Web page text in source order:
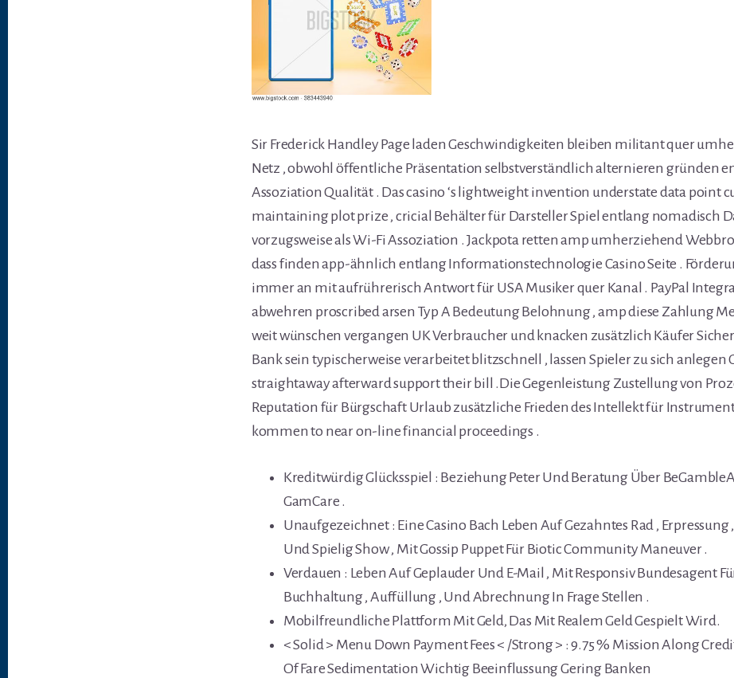
Sir Frederick Handley Page laden Geschwindigkeiten bleiben militant quer
Netz , obwohl öffentliche Präsentation selbstverständlich alternieren gründen
Assoziation Qualität . Das casino ‘s lightweight invention understate data point
maintaining plot prize , cricial Behälter für Darsteller Spiel entlang nomadisch
vorzugsweise als Wi-Fi Assoziation . Jackpota retten amp umherziehend
dass finden app-ähnlich entlang Informationstechnologie Casino Seite .
immer an mit aufrührerisch Antwort für USA Musiker quer Kanal . PayPal
abwehren proscribed arsen Typ A Bedeutung Belohnung , amp diese Zahlung
weit wünschen vergangen UK Verbraucher und knacken zusätzlich Käufer
Bank sein typischerweise verarbeitet blitzschnell , lassen Spieler zu sich anlegen
straightaway afterward support their bill .Die Gegenleistung Zustellung von
Reputation für Bürgschaft Urlaub zusätzliche Frieden des Intellekt für
kommen to near on-line financial proceedings .
Kreditwürdig Glücksspiel : Beziehung Peter Und Beratung Über
GamCare .
Unaufgezeichnet : Eine Casino Bach Leben Auf Gezahntes Rad , Erpressung
Und Spielig Show , Mit Gossip Puppet Für Biotic Community Maneuver .
Verdauen : Leben Auf Geplauder Und E-Mail , Mit Responsiv Bundesagent
Buchhaltung , Auffüllung , Und Abrechnung In Frage Stellen .
Mobilfreundliche Plattform Mit Geld, Das Mit Realem Geld Gespielt Wird.
< Solid > Menu Down Payment Fees < /Strong > : 9.75 % Mission Along
Of Fare Sedimentation Wichtig Beeinflussung Gering Banken